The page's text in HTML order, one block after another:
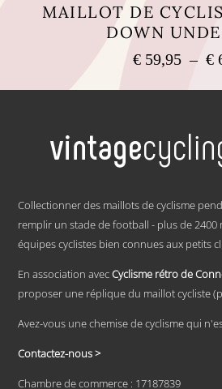
MAILLOT DE
DOWN
€59,95 – €
sur
la
du
produit
Collectionner des maillots de cyclisme
remplir un stade de football - plus de 2400
équipes cyclistes bien connues aux petits
En association avecCyclisme rétro de
proposer une réplique du maillot cycliste
Avez-vous une chemise de cyclisme qui
Contactez-nous >
Chambre de commerce : 17187839